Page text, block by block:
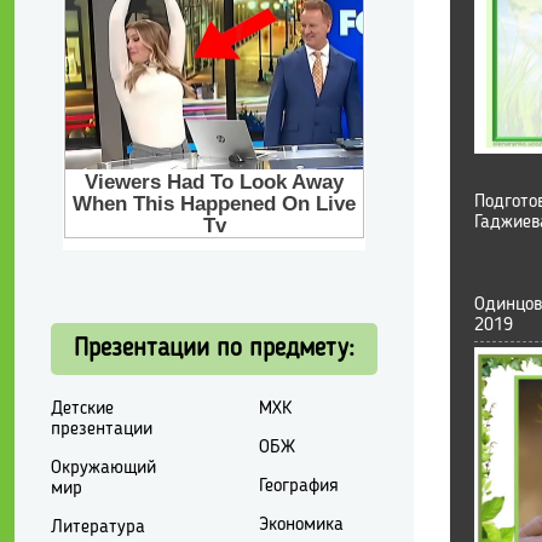
2019
Презентации по предмету:
Детские
презентации
Окружающий
мир
Литература
МХК
ОБЖ
География
Экономика